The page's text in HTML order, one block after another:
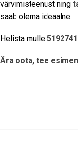
värvimisteenust ning
saab olema ideaalne.
Helista mulle
Ära oota, tee